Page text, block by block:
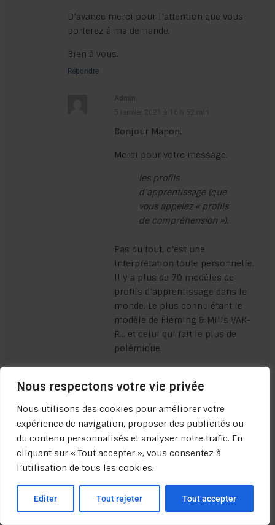
Nous respectons votre vie privée
Nous utilisons des cookies pour améliorer votre
expérience de navigation, proposer des publicités ou
du contenu personnalisés et analyser notre trafic. En
cliquant sur « Tout accepter », vous consentez à
l’utilisation de tous les cookies.
Editer Tout rejeter Tout accepter
D’avance merci pour l’attention que vous
porterez à ma demande.
Bien à vous.
Répondre
Bonjour Manon,
Merci pour votre message.
les profils
d’apprentissage (que
vous appelez « profils
de compréhension »).
Pas du tout, c’est une
interprétation toute personnelle.
Il y a plus de 70 modèles de
profils d’apprentissage dans le
monde. Le plus connu étant le
modèle de Fleming & Mills VAK-
R… et celui qui fait le plus de
polémique.
renseigner quant à
lire sur le sujet.
Je suis en train de finaliser un
article + une vidéo sur le sujet
qui sortiront ce mois-ci. Je ne
peux que vous conseiller de les
lires et visionner. Pour cela, il